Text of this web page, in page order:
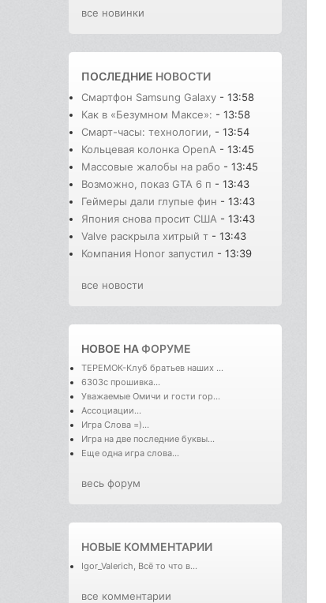
все новинки
ПОСЛЕДНИЕ НОВОСТИ
Смартфон Samsung Galaxy - 13:58
Как в «Безумном Максе»: - 13:58
Смарт-часы: технологии, - 13:54
Кольцевая колонка OpenA - 13:45
Массовые жалобы на рабо - 13:45
Возможно, показ GTA 6 п - 13:43
Геймеры дали глупые фин - 13:43
Япония снова просит США - 13:43
Valve раскрыла хитрый т - 13:43
Компания Honor запустил - 13:39
все новости
НОВОЕ НАФОРУМЕ
ТЕРЕМОК-Клуб братьев наших ...
6303с прошивка...
Уважаемые Омичи и гости гор...
Ассоциации...
Игра Слова =)...
Игра на две последние буквы...
Еще одна игра слова...
весь форум
НОВЫЕ КОММЕНТАРИИ
Igor_Valerich, Всё то что в...
все комментарии